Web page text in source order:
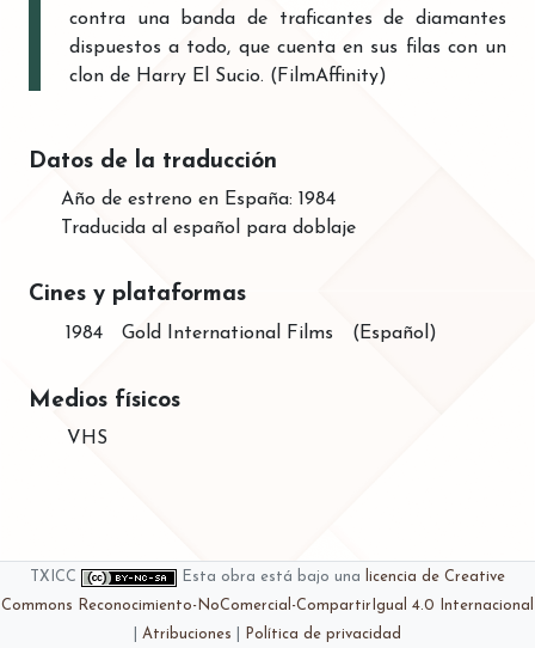
contra una banda de traficantes de diamantes
dispuestos a todo, que cuenta en sus filas con un
clon de Harry El Sucio. (FilmAffinity)
Datos de la traducción
Año de estreno en España: 1984
Traducida al español para doblaje
Cines y plataformas
1984 Gold International Films (Español)
Medios físicos
VHS
TXICC Esta obra está bajo una
licencia de Creative
Commons Reconocimiento-NoComercial-CompartirIgual 4.0 Internacional
Atribuciones Política de privacidad